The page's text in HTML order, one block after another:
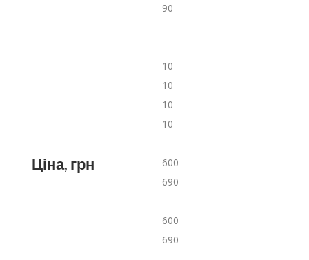
90
10
10
10
10
Ціна, грн
600
690
600
690